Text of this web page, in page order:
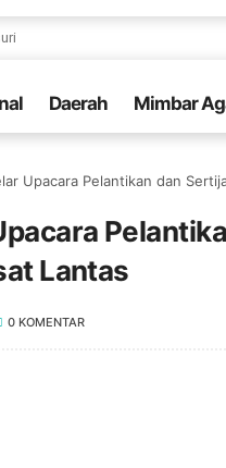
Daerah Mimbar
Upacara Pelantikan dan
Lantas
0 KOMENTAR